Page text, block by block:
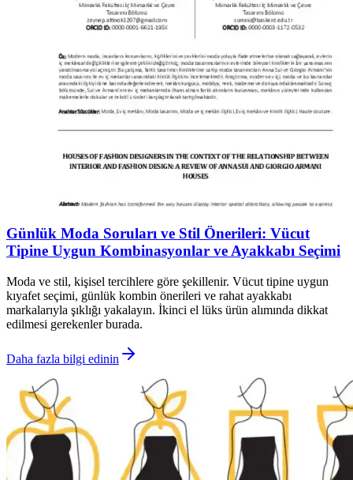
Günlük Moda Soruları ve Stil Önerileri: Vücut
Tipine Uygun Kombinasyonlar ve Ayakkabı Seçimi
Moda ve stil, kişisel tercihlere göre şekillenir. Vücut tipine uygun
kıyafet seçimi, günlük kombin önerileri ve rahat ayakkabı
markalarıyla şıklığı yakalayın. İkinci el lüks ürün alımında dikkat
edilmesi gerekenler burada.
Daha fazla bilgi edinin